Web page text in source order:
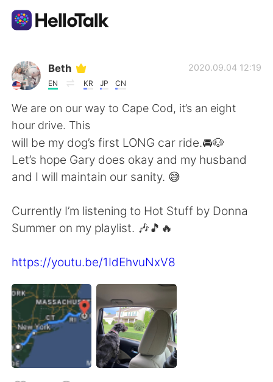
語学交換アプリ
AI Grammar Checker
日本語
English 简体中文
繁體中文 Español
Русский ไทย
Indonesia Italiano
Türkçe Tiếng Việt
Beth
EN KR JP CN
2020.09.04 12:19
We are on our way to Cape Cod, it’s an eight
hour drive. This
will be my dog’s first LONG car ride.🚘🐶
Let’s hope Gary does okay and my husband
and I will maintain our sanity. 😅
Currently I’m listening to Hot Stuff by Donna
Summer on my playlist. 🎶🎵🔥
https://youtu.be/1IdEhvuNxV8